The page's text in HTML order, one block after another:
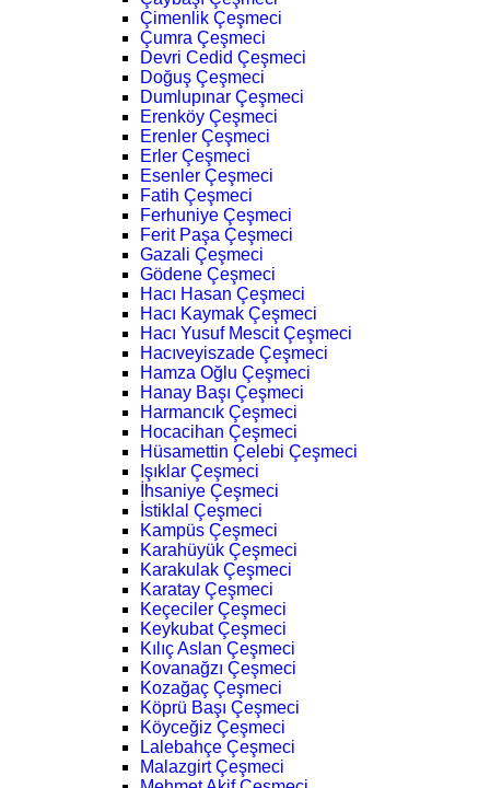
Çimenlik Çeşmeci
Çumra Çeşmeci
Devri Cedid Çeşmeci
Doğuş Çeşmeci
Dumlupınar Çeşmeci
Erenköy Çeşmeci
Erenler Çeşmeci
Erler Çeşmeci
Esenler Çeşmeci
Fatih Çeşmeci
Ferhuniye Çeşmeci
Ferit Paşa Çeşmeci
Gazali Çeşmeci
Gödene Çeşmeci
Hacı Hasan Çeşmeci
Hacı Kaymak Çeşmeci
Hacı Yusuf Mescit Çeşmeci
Hacıveyiszade Çeşmeci
Hamza Oğlu Çeşmeci
Hanay Başı Çeşmeci
Harmancık Çeşmeci
Hocacihan Çeşmeci
Hüsamettin Çelebi Çeşmeci
Işıklar Çeşmeci
İhsaniye Çeşmeci
İstiklal Çeşmeci
Kampüs Çeşmeci
Karahüyük Çeşmeci
Karakulak Çeşmeci
Karatay Çeşmeci
Keçeciler Çeşmeci
Keykubat Çeşmeci
Kılıç Aslan Çeşmeci
Kovanağzı Çeşmeci
Kozağaç Çeşmeci
Köprü Başı Çeşmeci
Köyceğiz Çeşmeci
Lalebahçe Çeşmeci
Malazgirt Çeşmeci